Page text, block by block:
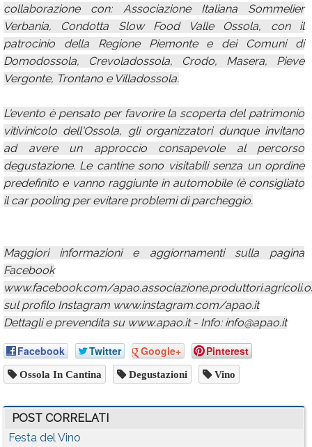
collaborazione con: Associazione Italiana Sommelier
Verbania, Condotta Slow Food Valle Ossola, con il
patrocinio della Regione Piemonte e dei Comuni di
Domodossola, Crevoladossola, Crodo, Masera, Pieve
Vergonte, Trontano e Villadossola.
L'evento è pensato per favorire la scoperta del patrimonio
vitivinicolo dell'Ossola, gli organizzatori dunque invitano
ad avere un approccio consapevole al percorso
degustazione. Le cantine sono visitabili senza un oprdine
predefinito e vanno raggiunte in automobile (è consigliato
il car pooling per evitare problemi di parcheggio.
Maggiori informazioni e aggiornamenti sulla pagina
Facebook
www.facebook.com/
sul profilo Instagram www.instagram.com/apao.it
Dettagli e prevendita su www.apao.it - Info: info@apao.it
Facebook Twitter Google+ Pinterest
Ossola In Cantina Degustazioni Vino
POST CORRELATI
Festa del Vino